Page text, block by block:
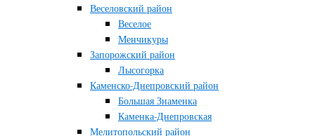
Веселовский район
Веселое
Менчикуры
Запорожский район
Лысогорка
Каменско-Днепровский район
Большая Знаменка
Каменка-Днепровская
Мелитопольский район